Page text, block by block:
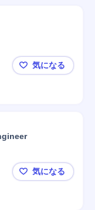
GNCエン
気になる
シニア
気になる